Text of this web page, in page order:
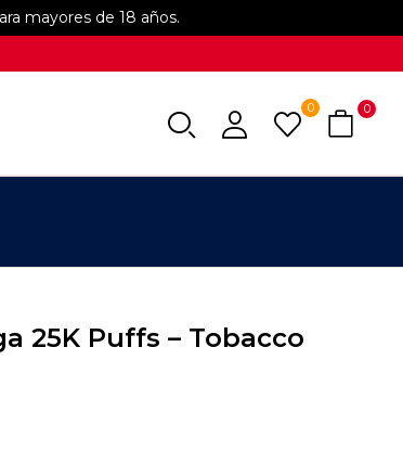
mayores de 18 años.
0 0
25K Puffs – Tobacco